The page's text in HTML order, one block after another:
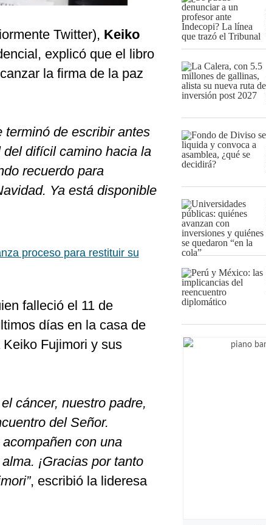
Twitter), Keiko
explicó que el libro
la firma de la paz
terminó de escribir antes
difícil camino hacia la
recuerdo para
Ya está disponible
proceso para restituir su
falleció el 11 de
días en la casa de
Fujimori y sus
cáncer, nuestro padre,
del Señor.
con una
¡Gracias por tanto
, escribió la lideresa